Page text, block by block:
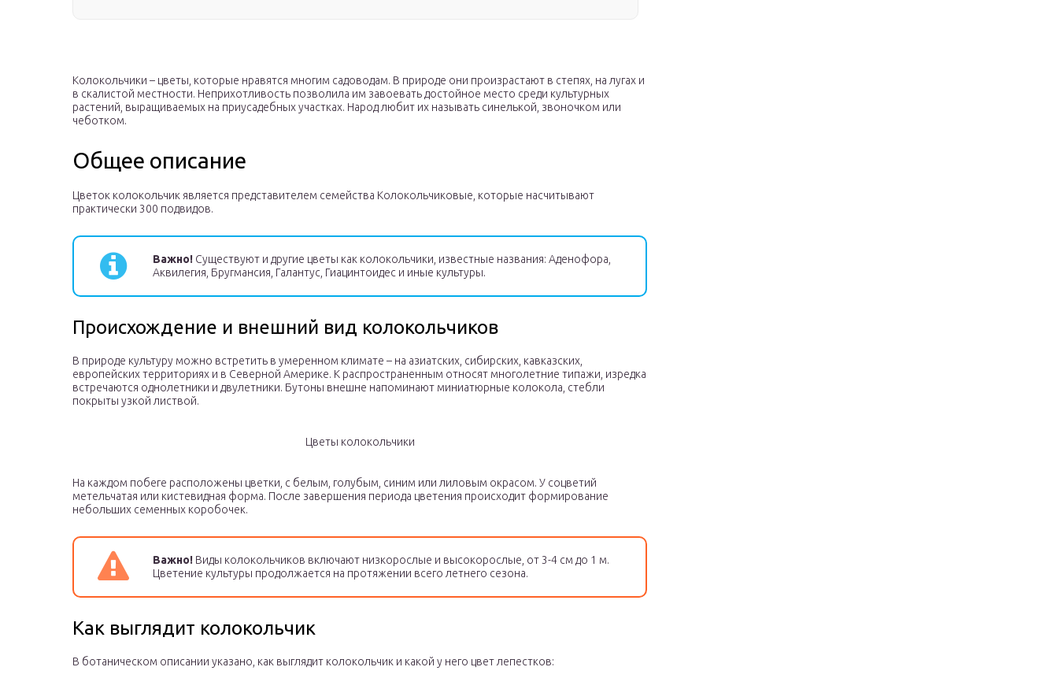
Колокольчики – цветы, которые нравятся многим садоводам. В природе они произрастают в степях, на лугах и
в скалистой местности. Неприхотливость позволила им завоевать достойное место среди культурных
растений, выращиваемых на приусадебных участках. Народ любит их называть синелькой, звоночком или
чеботком.
Общее описание
Цветок колокольчик является представителем семейства Колокольчиковые, которые насчитывают
практически 300 подвидов.
Важно! Существуют и другие цветы как колокольчики, известные названия: Аденофора,
Аквилегия, Бругмансия, Галантус, Гиацинтоидес и иные культуры.
Происхождение и внешний вид колокольчиков
В природе культуру можно встретить в умеренном климате – на азиатских, сибирских, кавказских,
европейских территориях и в Северной Америке. К распространенным относят многолетние типажи, изредка
встречаются однолетники и двулетники. Бутоны внешне напоминают миниатюрные колокола, стебли
покрыты узкой листвой.
Цветы колокольчики
На каждом побеге расположены цветки, с белым, голубым, синим или лиловым окрасом. У соцветий
метельчатая или кистевидная форма. После завершения периода цветения происходит формирование
небольших семенных коробочек.
Важно! Виды колокольчиков включают низкорослые и высокорослые, от 3-4 см до 1 м.
Цветение культуры продолжается на протяжении всего летнего сезона.
Как выглядит колокольчик
В ботаническом описании указано, как выглядит колокольчик и какой у него цвет лепестков: